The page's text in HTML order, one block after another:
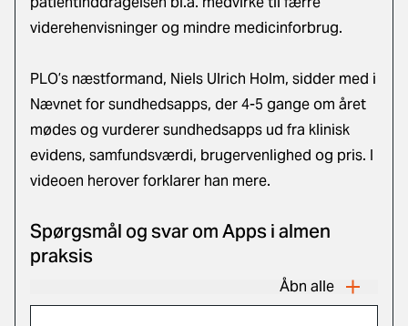
viderehenvisninger og mindre medicinforbrug.
PLO’s næstformand, Niels Ulrich Holm, sidder med i
Nævnet for sundhedsapps, der 4-5 gange om året
mødes og vurderer sundhedsapps ud fra klinisk
evidens, samfundsværdi, brugervenlighed og pris. I
videoen herover forklarer han mere.
Spørgsmål og svar om Apps i almen
praksis
Åbn alle